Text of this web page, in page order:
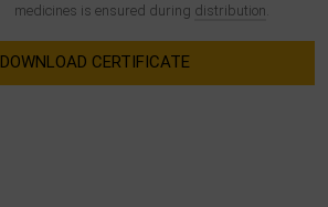
medicines is ensured during distribution
DOWNLOAD CERTIFICATE